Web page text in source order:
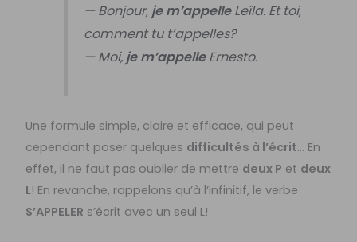
— Bonjour, je m’appelleLeïla. Et toi,
comment tu t’appelles?
— Moi, je m’appelleErnesto.
Une formule simple, claire et efficace, qui peut
cependant poser quelques difficultés à l’écrit… En
effet, il ne faut pas oublier de mettre deux P et deux
L! En revanche, rappelons qu’à l’infinitif, le verbe
S’APPELER s’écrit avec un seul L!